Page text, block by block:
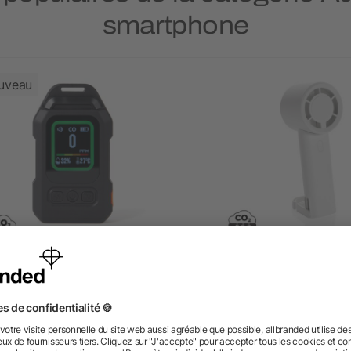
smartphone
de monoxyde de
dès 24,17 € dès 6,19 €